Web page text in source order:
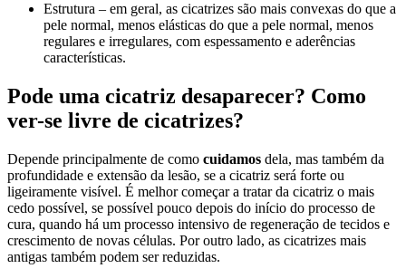
Estrutura – em geral, as cicatrizes são mais convexas do que a
pele normal, menos elásticas do que a pele normal, menos
regulares e irregulares, com espessamento e aderências
características.
Pode uma cicatriz desaparecer? Como
ver-se livre de cicatrizes?
Depende principalmente de como cuidamos dela, mas também da
profundidade e extensão da lesão, se a cicatriz será forte ou
ligeiramente visível. É melhor começar a tratar da cicatriz o mais
cedo possível, se possível pouco depois do início do processo de
cura, quando há um processo intensivo de regeneração de tecidos e
crescimento de novas células. Por outro lado, as cicatrizes mais
antigas também podem ser reduzidas.